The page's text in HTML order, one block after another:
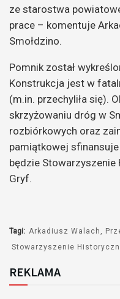
ze starostwa
prace – komentuje
Smołdzino.
Pomnik został
Konstrukcja jest w
(m.in. przechyliła się).
skrzyżowaniu dróg w
rozbiórkowych oraz
pamiątkowej
będzie
Gryf.
Tagi: Arkadiusz Walach
Stowarzyszenie
REKLAMA